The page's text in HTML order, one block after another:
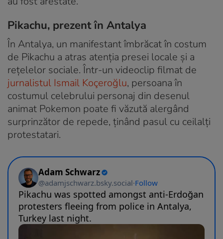
Pikachu, prezent în Antalya
În Antalya, un manifestant îmbrăcat în costum
de Pikachu a atras atenția presei locale și a
rețelelor sociale. Într-un videoclip filmat de
jurnalistul Ismail Koçeroğlu, persoana în
costumul celebrului personaj din desenul
animat Pokemon poate fi văzută alergând
surprinzător de repede, ținând pasul cu ceilalți
protestatari.